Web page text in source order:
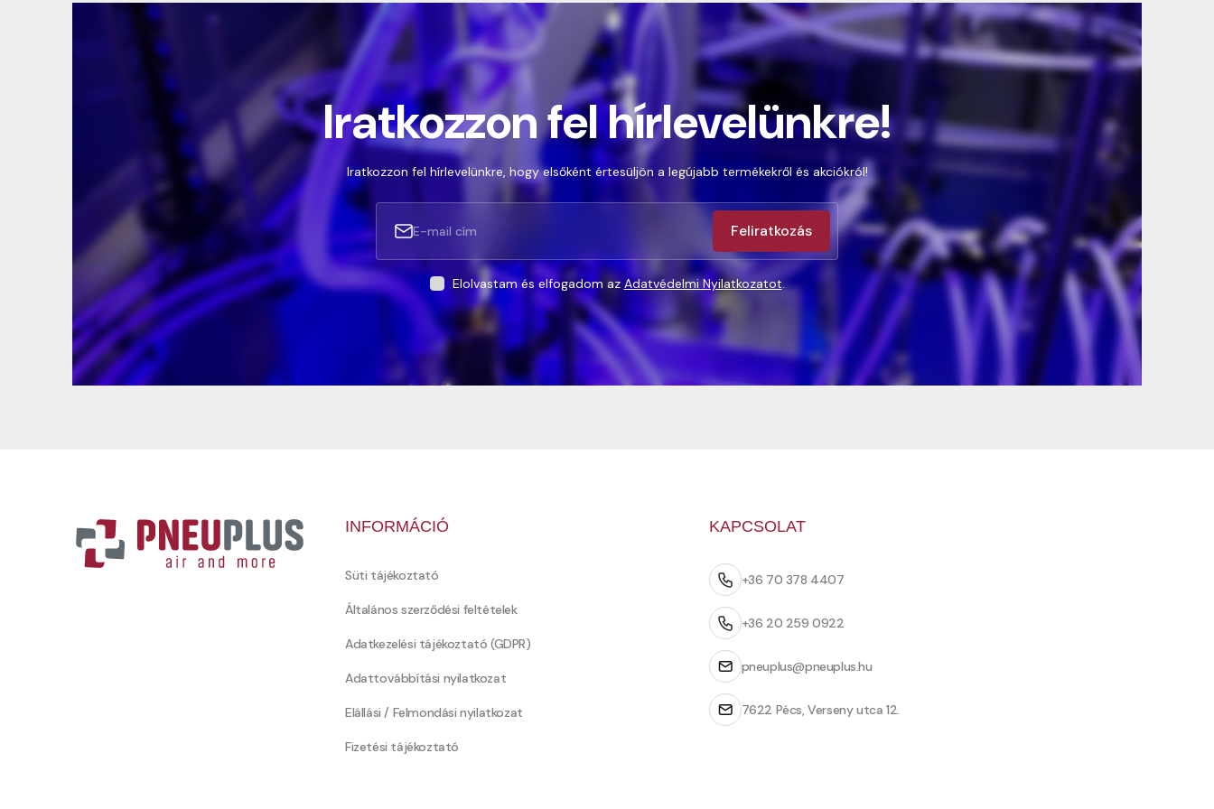
Iratkozzon fel hírlevelünkre!
Iratkozzon fel hírlevelünkre, hogy elsőként értesüljön a legújabb termékekről és akciókról!
Feliratkozás
Elolvastam és elfogadom azAdatvédelmi Nyilatkozatot.
INFORMÁCIÓ
Süti tájékoztató
Általános szerződési feltételek
Adatkezelési tájékoztató (GDPR)
Adattovábbítási nyilatkozat
Elállási / Felmondási nyilatkozat
Fizetési tájékoztató
KAPCSOLAT
+36 70 378 4407
+36 20 259 0922
pneuplus@pneuplus.hu
7622 Pécs, Verseny utca 12.